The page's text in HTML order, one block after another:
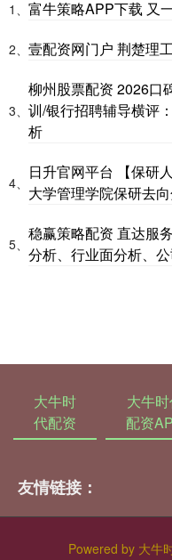
1、 富牛策略APP下载 又
2、 壹配资网门户 荆楚理
3、
柳州股票配资 2026口
训/银行招聘辅导横评
析
4、
日升官网平台 【保研
大学管理学院保研去
5、
稳赢策略配资 直达服
分析、行业面分析、
大牛时
代配资
大牛
配资
友情链接：
Powered by 大牛